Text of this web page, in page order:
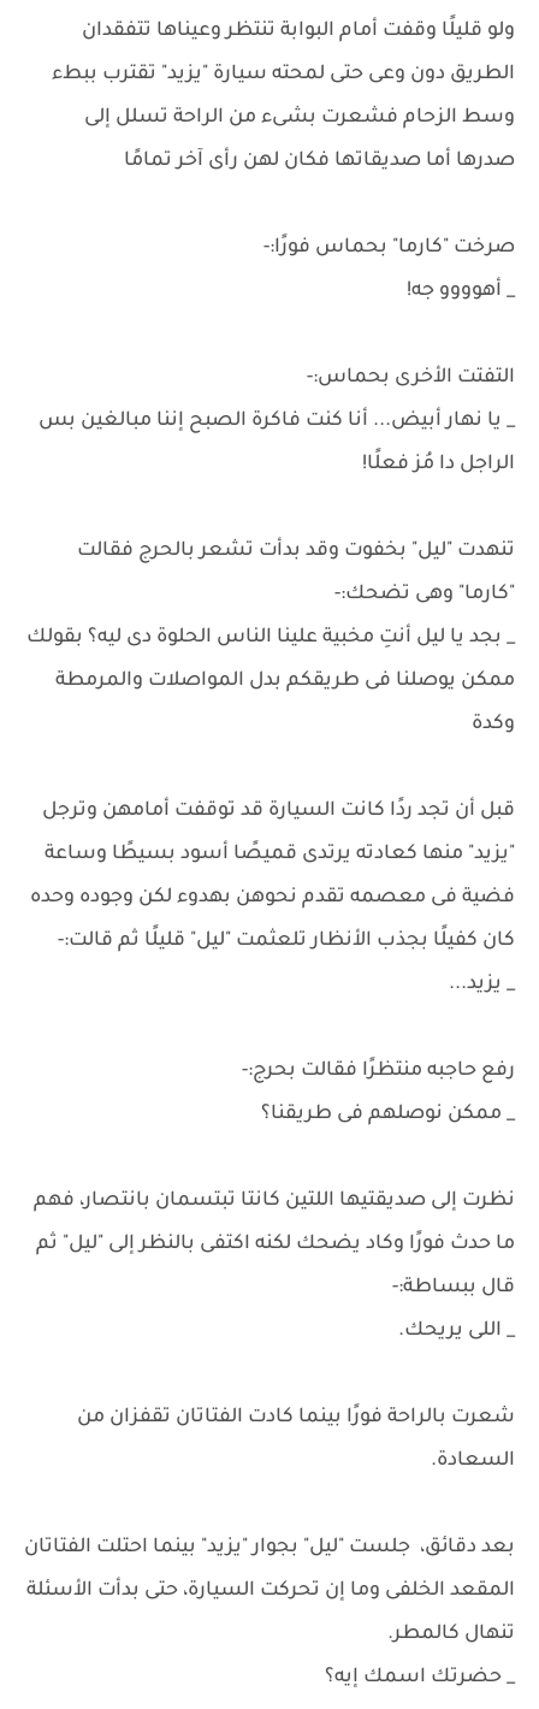
ولو قليلًا وقفت أمام البوابة تنتظر وعيناها تتفقدان
الطريق دون وعى حتى لمحته سيارة "يزيد" تقترب ببطء
وسط الزحام فشعرت بشىء من الراحة تسلل إلى
صدرها أما صديقاتها فكان لهن رأى آخر تمامًا
صرخت "كارما" بحماس فورًا:-
_ أهوووو جه!
التفتت الأخرى بحماس:-
_ يا نهار أبيض... أنا كنت فاكرة الصبح إننا مبالغين بس
الراجل دا مُز فعلًا!
تنهدت "ليل" بخفوت وقد بدأت تشعر بالحرج فقالت
"كارما" وهى تضحك:-
_ بجد يا ليل أنتِ مخبية علينا الناس الحلوة دى ليه؟ بقولك
ممكن يوصلنا فى طريقكم بدل المواصلات والمرمطة
وكدة
قبل أن تجد ردًا كانت السيارة قد توقفت أمامهن وترجل
"يزيد" منها كعادته يرتدى قميصًا أسود بسيطًا وساعة
فضية فى معصمه تقدم نحوهن بهدوء لكن وجوده وحده
كان كفيلًا بجذب الأنظار تلعثمت "ليل" قليلًا ثم قالت:-
_ يزيد...
رفع حاجبه منتظرًا فقالت بحرج:-
_ ممكن نوصلهم فى طريقنا؟
نظرت إلى صديقتيها اللتين كانتا تبتسمان بانتصار، فهم
ما حدث فورًا وكاد يضحك لكنه اكتفى بالنظر إلى "ليل" ثم
قال ببساطة:-
_ اللى يريحك.
شعرت بالراحة فورًا بينما كادت الفتاتان تقفزان من
السعادة.
بعد دقائق، جلست "ليل" بجوار "يزيد" بينما احتلت الفتاتان
المقعد الخلفى وما إن تحركت السيارة، حتى بدأت الأسئلة
تنهال كالمطر.
_ حضرتك اسمك إيه؟